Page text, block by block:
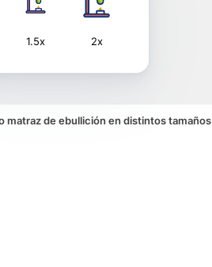
1.5x 2x
matraz de ebullición en distintos tamaños